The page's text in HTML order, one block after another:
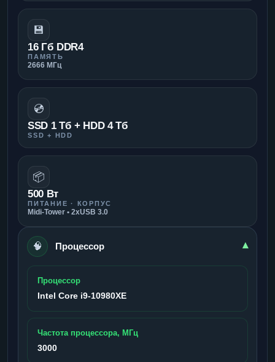
💾
16 Гб DDR4
ПАМЯТЬ
2666 МГц
💿
SSD 1 Тб + HDD 4 Тб
SSD + HDD
📦
500 Вт
ПИТАНИЕ · КОРПУС
Midi-Tower • 2xUSB 3.0
🧠 Процессор ▾
Процессор
Intel Core i9-10980XE
Частота процессора, МГц
3000